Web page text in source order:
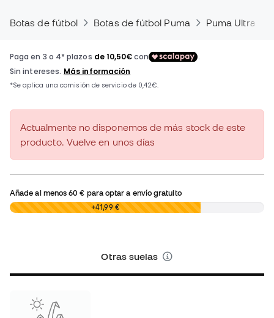
Botas de fútbol Botas de fútbol Puma Puma Ultra
Actualmente no disponemos de más stock de este
producto. Vuelve en unos días
Añade al menos60 € para optar a envío gratuito
0,00 € +41,99 €
Otras suelas